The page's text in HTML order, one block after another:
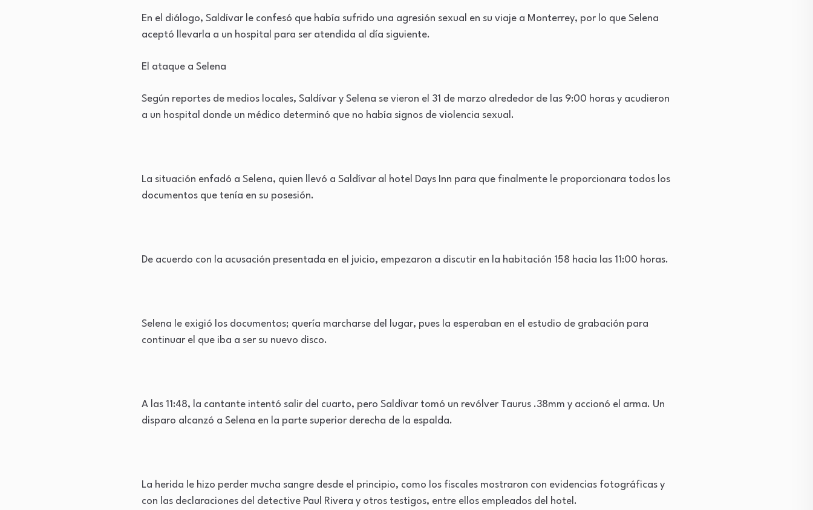
En el diálogo, Saldívar le confesó que había sufrido una agresión sexual en su viaje a Monterrey, por lo que Selena
aceptó llevarla a un hospital para ser atendida al día siguiente.
El ataque a Selena
Según reportes de medios locales, Saldívar y Selena se vieron el 31 de marzo alrededor de las 9:00 horas y acudieron
a un hospital donde un médico determinó que no había signos de violencia sexual.
La situación enfadó a Selena, quien llevó a Saldívar al hotel Days Inn para que finalmente le proporcionara todos los
documentos que tenía en su posesión.
De acuerdo con la acusación presentada en el juicio, empezaron a discutir en la habitación 158 hacia las 11:00 horas.
Selena le exigió los documentos; quería marcharse del lugar, pues la esperaban en el estudio de grabación para
continuar el que iba a ser su nuevo disco.
A las 11:48, la cantante intentó salir del cuarto, pero Saldívar tomó un revólver Taurus .38mm y accionó el arma. Un
disparo alcanzó a Selena en la parte superior derecha de la espalda.
La herida le hizo perder mucha sangre desde el principio, como los fiscales mostraron con evidencias fotográficas y
con las declaraciones del detective Paul Rivera y otros testigos, entre ellos empleados del hotel.